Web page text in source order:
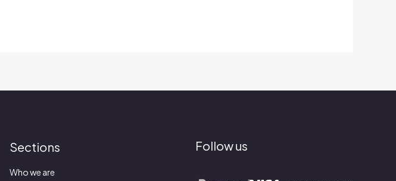
Sections
Who we are
Follow us